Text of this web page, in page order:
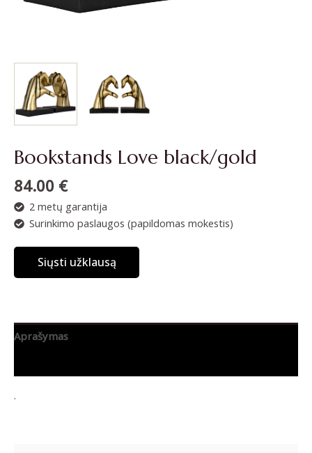
Bookstands Love black/gold
84.00 €
2 metų garantija
Surinkimo paslaugos (papildomas mokestis)
Siųsti užklausą
Aprašymas
.